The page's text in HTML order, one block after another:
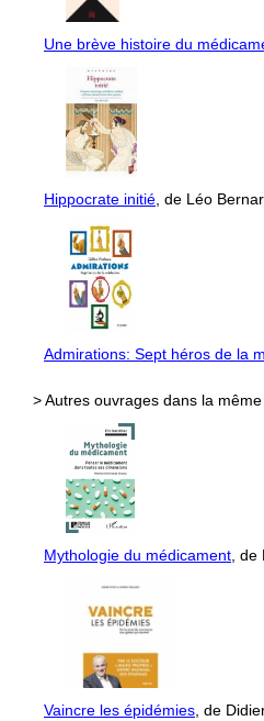
Une brève histoire du
Hippocrate initié, de Léo
Admirations: Sept héros de la
> Autres ouvrages dans la
Mythologie du médicament, de
Vaincre les épidémies, de